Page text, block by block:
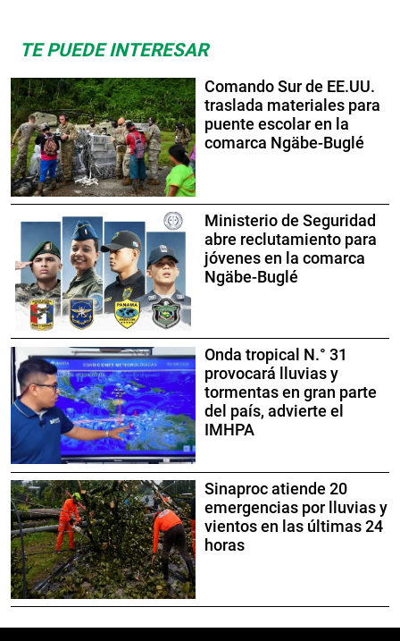
TE PUEDE INTERESAR
Comando Sur de EE.UU.
traslada materiales para
puente escolar en la
comarca Ngäbe-Buglé
Ministerio de Seguridad
abre reclutamiento para
jóvenes en la comarca
Ngäbe-Buglé
Onda tropical N.° 31
provocará lluvias y
tormentas en gran parte
del país, advierte el
IMHPA
Sinaproc atiende 20
emergencias por lluvias y
vientos en las últimas 24
horas